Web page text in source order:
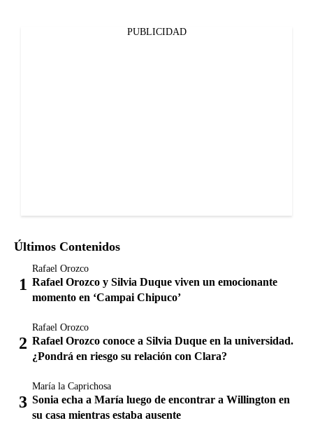
PUBLICIDAD
Últimos Contenidos
Rafael Orozco
Rafael Orozco y Silvia Duque viven un emocionante
momento en ‘Campai Chipuco’
Rafael Orozco
Rafael Orozco conoce a Silvia Duque en la universidad.
¿Pondrá en riesgo su relación con Clara?
María la Caprichosa
Sonia echa a María luego de encontrar a Willington en
su casa mientras estaba ausente